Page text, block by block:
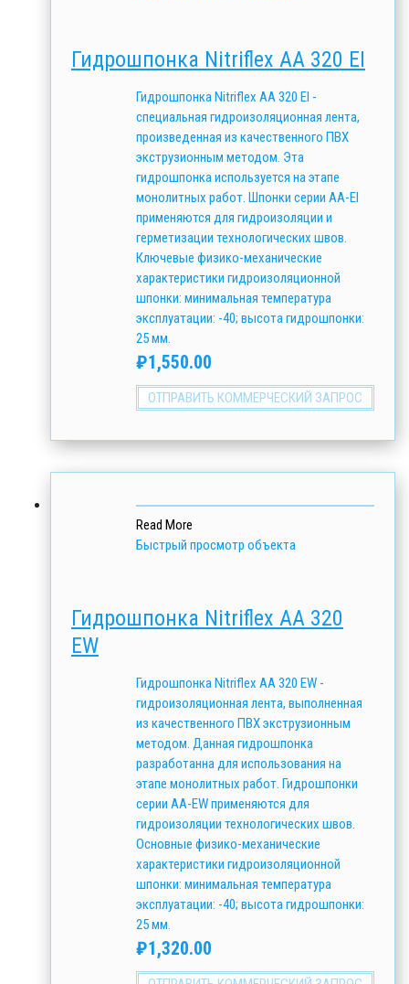
Гидрошпонка Nitriflex АА 320 EI
Гидрошпонка Nitriflex АА 320 EI -
специальная гидроизоляционная лента,
произведенная из качественного ПВХ
экструзионным методом. Эта
гидрошпонка используется на этапе
монолитных работ. Шпонки серии АА-EI
применяются для гидроизоляции и
герметизации технологических швов.
Ключевые физико-механические
характеристики гидроизоляционной
шпонки: минимальная температура
эксплуатации: -40; высота гидрошпонки:
25 мм.
₽1,550.00
ОТПРАВИТЬ КОММЕРЧЕСКИЙ ЗАПРОС
Read More
Быстрый просмотр объекта
Гидрошпонка Nitriflex АА 320
EW
Гидрошпонка Nitriflex АА 320 EW -
гидроизоляционная лента, выполненная
из качественного ПВХ экструзионным
методом. Данная гидрошпонка
разработанна для использования на
этапе монолитных работ. Гидрошпонки
серии АА-EW применяются для
гидроизоляции технологических швов.
Основные физико-механические
характеристики гидроизоляционной
шпонки: минимальная температура
эксплуатации: -40; высота гидрошпонки:
25 мм.
₽1,320.00